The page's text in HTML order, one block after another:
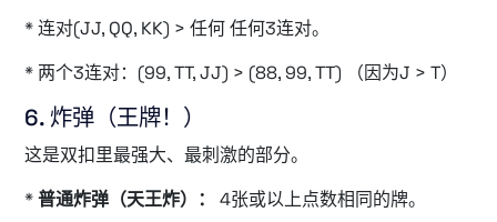
* 连对(JJ, QQ, KK) > 任何 任何3连对。
* 两个3连对：(99, TT, JJ) > (88, 99, TT) （因为J > T）
6. 炸弹（王牌！）
这是双扣里最强大、最刺激的部分。
*普通炸弹（天王炸）：
4张或以上点数相同的牌。